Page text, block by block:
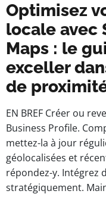
Optimisez
locale avec
Maps : le
exceller
de
EN BREF Créer ou
Business Profile.
mettez-la à jour
géolocalisées et
répondez-y. Intégrez
stratégiquement.